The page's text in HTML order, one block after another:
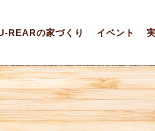
REARの家づくり イベント